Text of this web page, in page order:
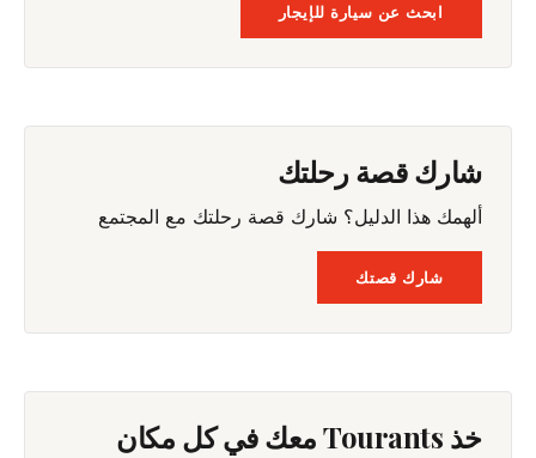
ابحث عن سيارة للإيجار
شارك قصة رحلتك
ألهمك هذا الدليل؟ شارك قصة رحلتك مع المجتمع
شارك قصتك
خذ Tourants معك في كل مكان